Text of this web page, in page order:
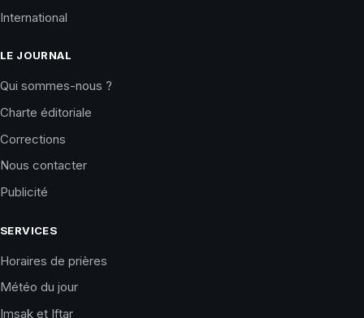
International
LE JOURNAL
Qui sommes-nous ?
Charte éditoriale
Corrections
Nous contacter
Publicité
SERVICES
Horaires de prières
Météo du jour
Imsak et Iftar